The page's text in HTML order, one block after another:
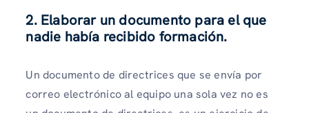
2. Elaborar un documento para el que
nadie había recibido formación.
Un documento de directrices que se envía por
correo electrónico al equipo una sola vez no es